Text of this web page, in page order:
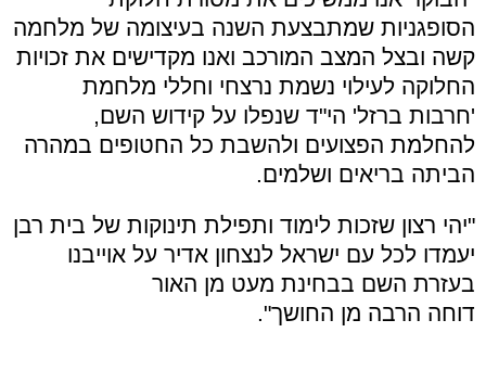
הסופגניות שמתבצעת השנה בעיצומה של מלחמה
קשה ובצל המצב המורכב ואנו מקדישים את זכויות
החלוקה לעילוי נשמת נרצחי וחללי מלחמת
'חרבות ברזל' הי"ד שנפלו על קידוש השם,
להחלמת הפצועים ולהשבת כל החטופים במהרה
הביתה בריאים ושלמים.
"יהי רצון שזכות לימוד ותפילת תינוקות של בית רבן
יעמדו לכל עם ישראל לנצחון אדיר על אוייבנו
בעזרת השם בבחינת מעט מן האור
דוחה הרבה מן החושך".